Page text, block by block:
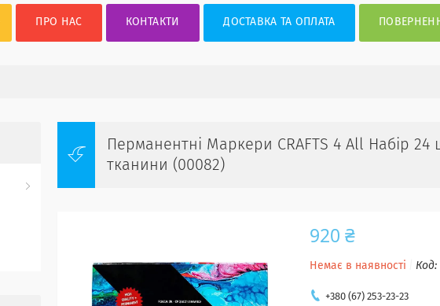
ПРО НАС КОНТАКТИ ДОСТАВКА ТА ОПЛАТА
Перманентні Маркери CRAFTS 4 All Набір
тканини (00082)
920 ₴
Немає в наявності Код:
+380 (67) 253-23-23